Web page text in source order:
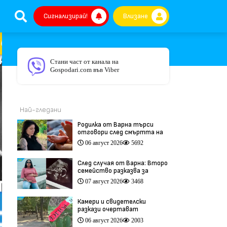
Сигнализирай! Влизане
Стани част от канала на
Gospodari.com във Viber
Най-гледани
Родилка от Варна търси
отговори след смъртта на
бебето ѝ дни преди секцио
(видео)
06 август 2026 5692
След случая от Варна: Второ
семейство разказва за
трагедия след бременност
при същия лекар (видео)
07 август 2026 3468
Камери и свидетелски
разкази очертават
хронологията на фаталния
побой край Младежкия хълм
06 август 2026 2003